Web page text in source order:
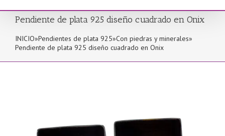
Pendiente de plata 925 diseño cuadrado en Onix
INICIO»Pendientes de plata 925»Con piedras y minerales»
Pendiente de plata 925 diseño cuadrado en Onix